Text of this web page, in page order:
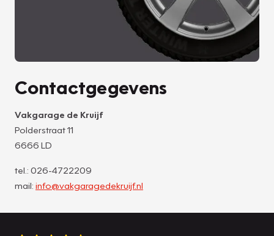
Contactgegevens
Vakgarage de Kruijf
Polderstraat 11
6666 LD
tel.: 026-4722209
mail: info@vakgaragedekruijf.nl